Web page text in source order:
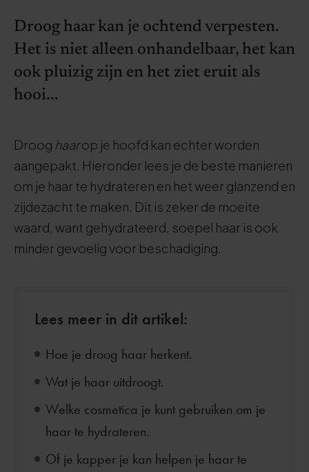
Droog haar kan je ochtend verpesten.
Het is niet alleen onhandelbaar, het kan
ook pluizig zijn en het ziet eruit als
hooi...
Droog haarop je hoofd kan echter worden
aangepakt. Hieronder lees je de beste manieren
om je haar te hydrateren en het weer glanzend en
zijdezacht te maken. Dit is zeker de moeite
waard, want gehydrateerd, soepel haar is ook
minder gevoelig voor beschadiging.
Lees meer in dit artikel:
Hoe je droog haar herkent.
Wat je haar uitdroogt.
Welke cosmetica je kunt gebruiken om je
haar te hydrateren.
Of je kapper je kan helpen je haar te